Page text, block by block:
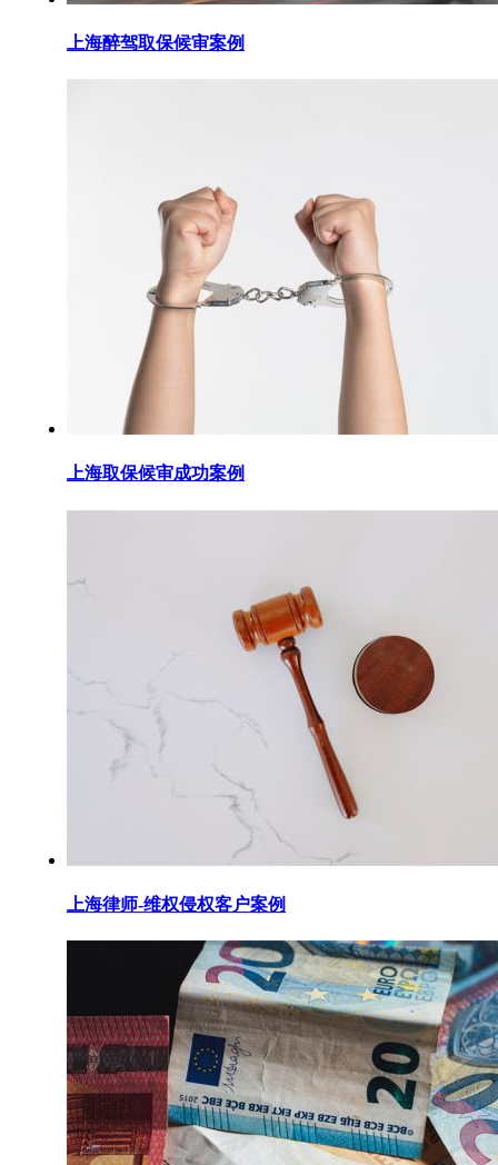
上海醉驾取保候审案例
上海取保候审成功案例
上海律师-维权侵权客户案例